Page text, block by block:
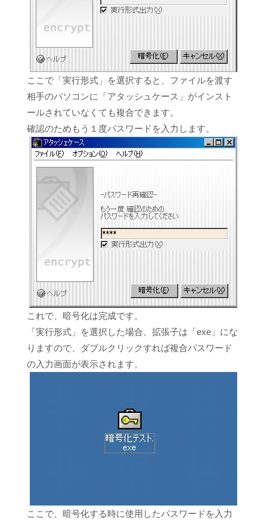
ここで「実行形式」を選択すると、ファイルを渡す
相手のパソコンに「アタッシュケース」がインスト
ールされていなくても複合できます。
確認のためもう１度パスワードを入力します。
これで、暗号化は完成です。
「実行形式」を選択した場合、拡張子は「exe」にな
りますので、ダブルクリックすれば複合パスワード
の入力画面が表示されます。
ここで、暗号化する時に使用したパスワードを入力